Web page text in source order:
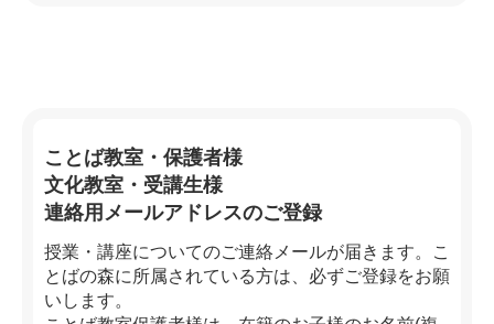
ことば教室・保護者様
文化教室・受講生様
連絡用メールアドレスのご登録
授業・講座についてのご連絡メールが届きます。こ
とばの森に所属されている方は、必ずご登録をお願
いします。